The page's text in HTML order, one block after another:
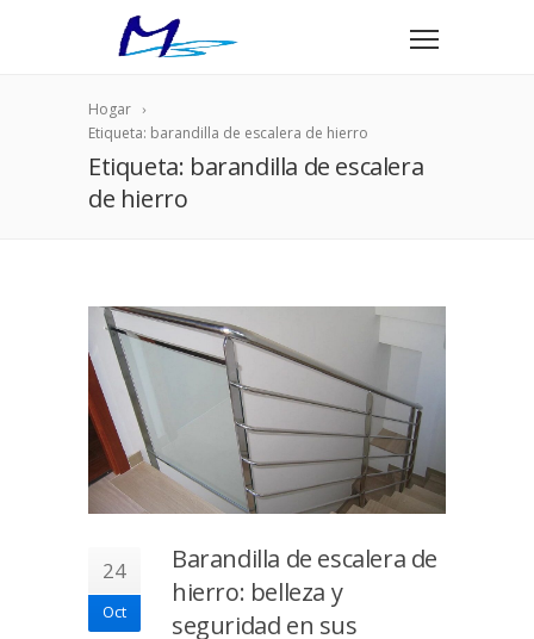
Hogar
Etiqueta: barandilla de escalera de hierro
Etiqueta: barandilla de escalera
de hierro
24
Oct
Barandilla de escalera de
hierro: belleza y
seguridad en sus